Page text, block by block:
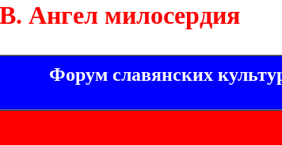
милосердия
Форум славянских